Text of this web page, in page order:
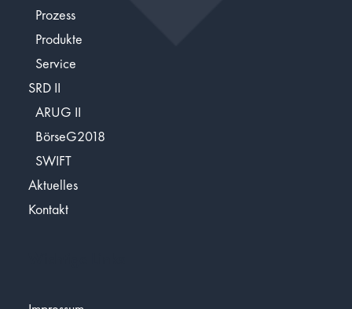
Prozess
Produkte
Service
SRD II
ARUG II
BörseG2018
SWIFT
Aktuelles
Kontakt